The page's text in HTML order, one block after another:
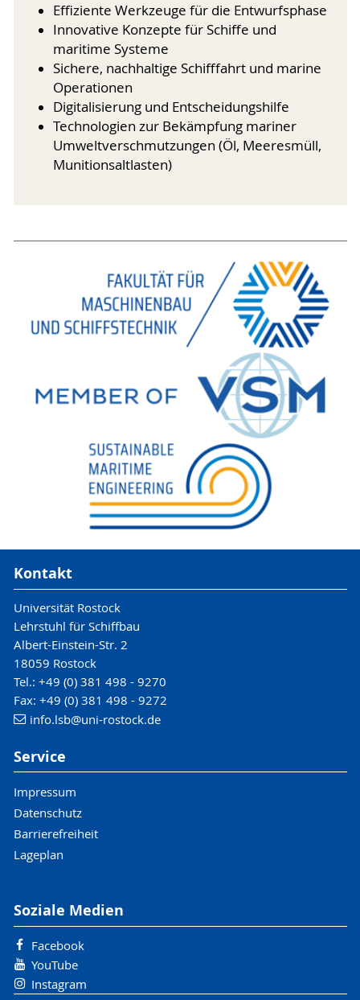
Effiziente Werkzeuge für die Entwurfsphase
Innovative Konzepte für Schiffe und
maritime Systeme
Sichere, nachhaltige Schifffahrt und marine
Operationen
Digitalisierung und Entscheidungshilfe
Technologien zur Bekämpfung mariner
Umweltverschmutzungen (Öl, Meeresmüll,
Munitionsaltlasten)
Kontakt
Universität Rostock
Lehrstuhl für Schiffbau
Albert-Einstein-Str. 2
18059 Rostock
Tel.: +49 (0) 381 498 - 9270
Fax: +49 (0) 381 498 - 9272
info.lsb@uni-rostock.de
Service
Impressum
Datenschutz
Barrierefreiheit
Lageplan
Soziale Medien
Facebook
YouTube
Instagram